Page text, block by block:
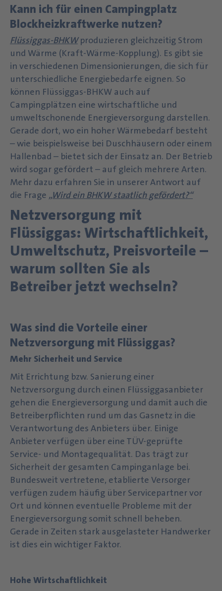
Kann ich für einen Campingplatz
Blockheizkraftwerke nutzen?
Flüssiggas-BHKWproduzieren gleichzeitig Strom
und Wärme (Kraft-Wärme-Kopplung). Es gibt sie
in verschiedenen Dimensionierungen, die sich für
unterschiedliche Energiebedarfe eignen. So
können Flüssiggas-BHKW auch auf
Campingplätzen eine wirtschaftliche und
umweltschonende Energieversorgung darstellen.
Gerade dort, wo ein hoher Wärmebedarf besteht
– wie beispielsweise bei Duschhäusern oder einem
Hallenbad – bietet sich der Einsatz an. Der Betrieb
wird sogar gefördert – auf gleich mehrere Arten.
Mehr dazu erfahren Sie in unserer Antwort auf
die Frage „Wird ein BHKW staatlich gefördert?“
Netzversorgung mit
Flüssiggas: Wirtschaftlichkeit,
Umweltschutz, Preisvorteile –
warum sollten Sie als
Betreiber jetzt wechseln?
Was sind die Vorteile einer
Netzversorgung mit Flüssiggas?
Mehr Sicherheit und Service
Mit Errichtung bzw. Sanierung einer
Netzversorgung durch einen Flüssiggasanbieter
gehen die Energieversorgung und damit auch die
Betreiberpflichten rund um das Gasnetz in die
Verantwortung des Anbieters über. Einige
Anbieter verfügen über eine TÜV-geprüfte
Service- und Montagequalität. Das trägt zur
Sicherheit der gesamten Campinganlage bei.
Bundesweit vertretene, etablierte Versorger
verfügen zudem häufig über Servicepartner vor
Ort und können eventuelle Probleme mit der
Energieversorgung somit schnell beheben.
Gerade in Zeiten stark ausgelasteter Handwerker
ist dies ein wichtiger Faktor.
Hohe Wirtschaftlichkeit